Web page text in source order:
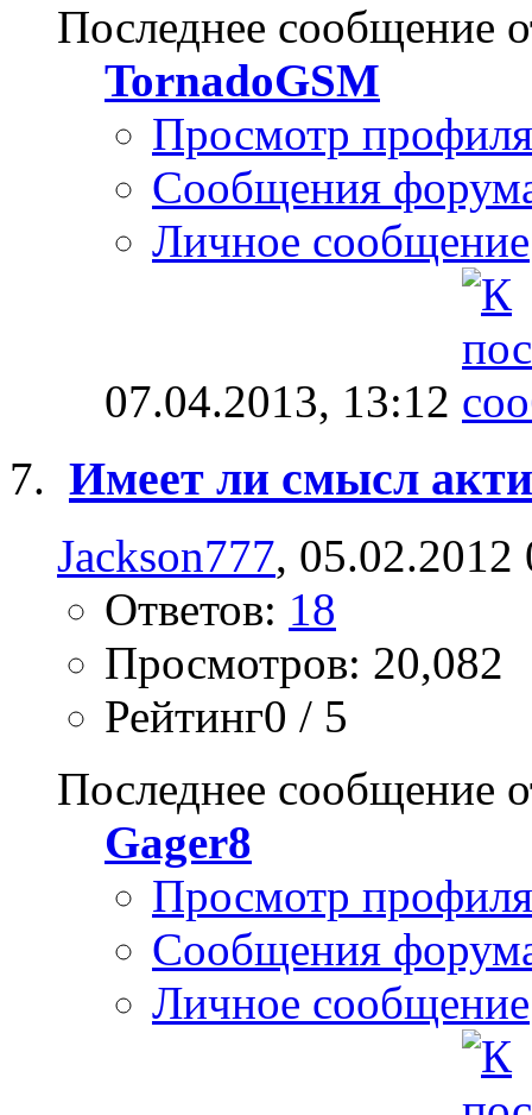
Последнее сообщение
TornadoGSM
Просмотр профиля
Сообщения
Личное сообщение
07.04.2013, 13:12
Имеет ли смысл
Jackson777, 05.02.2012
Ответов: 18
Просмотров: 20,082
Рейтинг0 / 5
Последнее сообщение
Gager8
Просмотр профиля
Сообщения
Личное сообщение